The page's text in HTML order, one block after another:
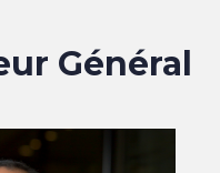
Général